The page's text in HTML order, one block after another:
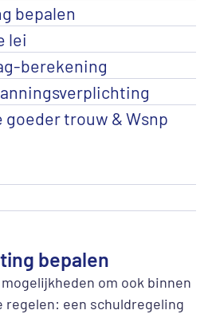
bepalen
lei
berekening
trouw & Wsnp
bepalen
om ook binnen
een schuldregeling